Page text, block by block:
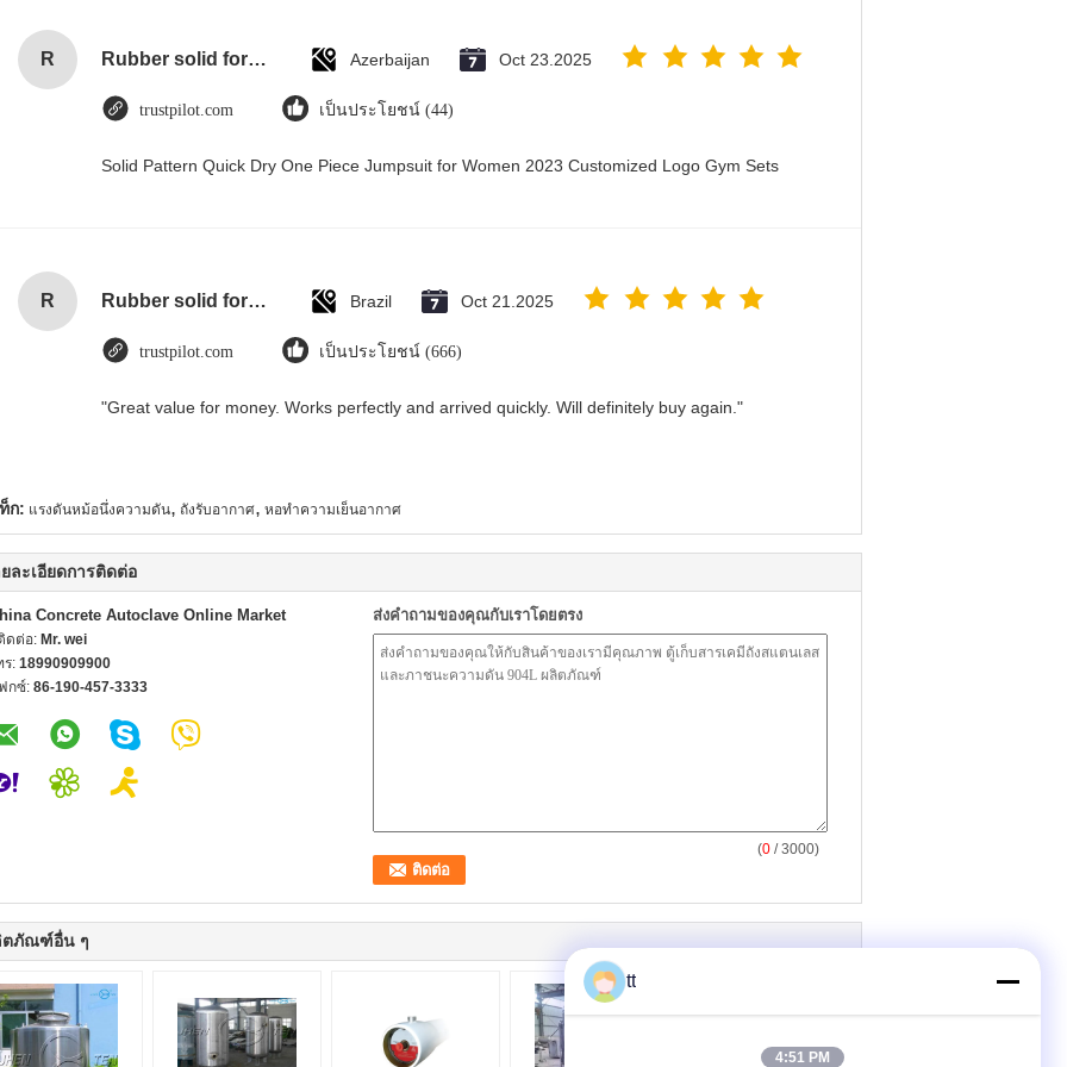
R Rubber solid forklift tires For material handling forklift Azerbaijan Oct 23.2025
trustpilot.com เป็นประโยชน์ (44)
Solid Pattern Quick Dry One Piece Jumpsuit for Women 2023 Customized Logo Gym Sets
R Rubber solid forklift tires For material handling forklift Brazil Oct 21.2025
trustpilot.com เป็นประโยชน์ (666)
"Great value for money. Works perfectly and arrived quickly. Will definitely buy again."
ก: แรงดันหม้อนึ่งความดัน, ถังรับอากาศ, หอทำความเย็นอากาศ
ละเอียดการติดต่อ
Concrete Autoclave Online Market
ดต่อ: Mr. wei
ร: 18990909900
กซ์: 86-190-457-3333
ส่งคำถามของคุณกับเราโดยตรง
(0 / 3000)
ตภัณฑ์อื่น ๆ
tt
4:51 PM